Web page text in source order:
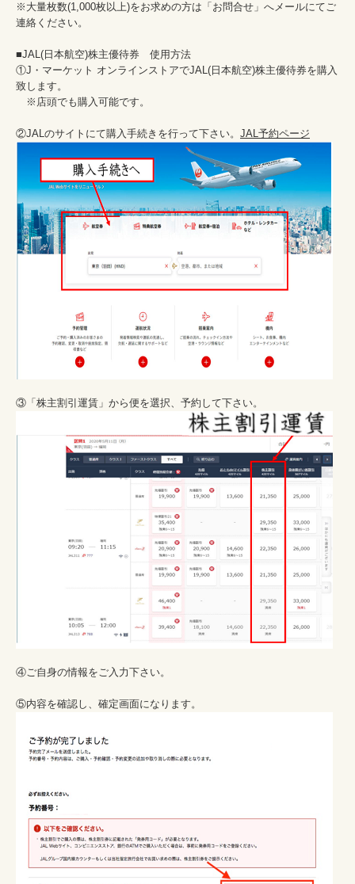
※大量枚数(1,000枚以上)をお求めの方は「お問合せ」へメールにてご
連絡ください。
■JAL(日本航空)株主優待券　使用方法
①J・マーケット オンラインストアでJAL(日本航空)株主優待券を購入
致します。
※店頭でも購入可能です。
②JALのサイトにて購入手続きを行って下さい。 JAL予約ページ
④ご自身の情報をご入力下さい。